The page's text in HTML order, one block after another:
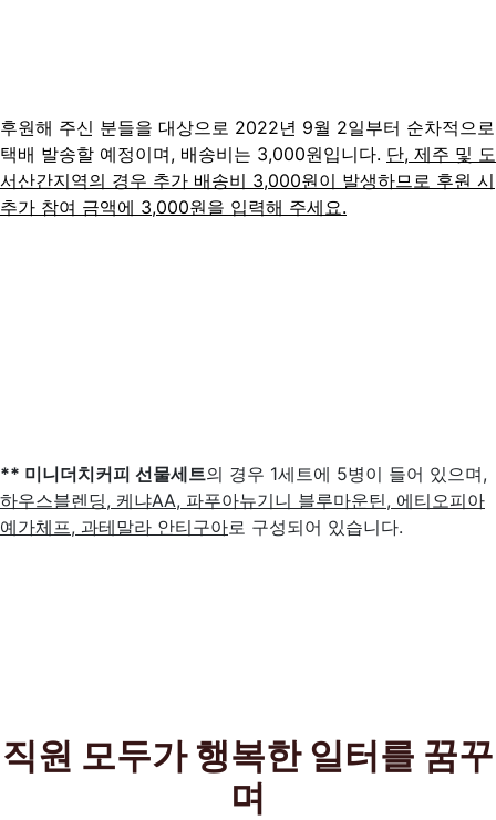
후원해 주신 분들을 대상으로 2022년 9월 2일부터 순차적으로
택배 발송할 예정이며, 배송비는 3,000원입니다. 단, 제주 및 도
서산간지역의 경우 추가 배송비 3,000원이 발생하므로 후원 시
추가 참여 금액에 3,000원을 입력해 주세요.
** 미니더치커피 선물세트의 경우 1세트에 5병이 들어 있으며,
하우스블렌딩, 케냐AA, 파푸아뉴기니 블루마운틴, 에티오피아
예가체프, 과테말라 안티구아로 구성되어 있습니다.
직원 모두가 행복한 일터를 꿈꾸
며